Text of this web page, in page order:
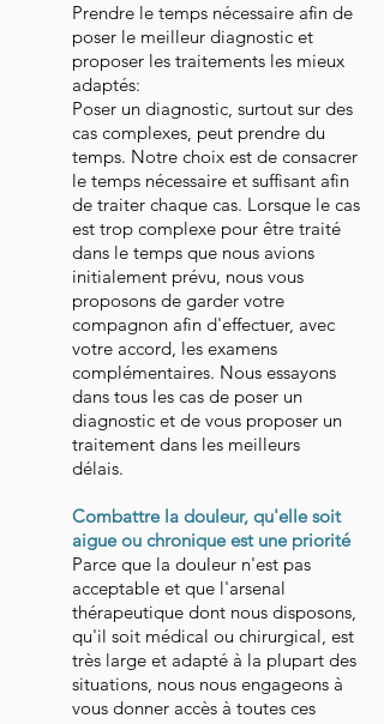
Prendre le temps nécessaire afin de
poser le meilleur diagnostic et
proposer les traitements les mieux
adaptés:
Poser un diagnostic, surtout sur des
cas complexes, peut prendre du
temps. Notre choix est de consacrer
le temps nécessaire et suffisant afin
de traiter chaque cas. Lorsque le cas
est trop complexe pour être traité
dans le temps que nous avions
initialement prévu, nous vous
proposons de garder votre
compagnon afin d'effectuer, avec
votre accord, les examens
complémentaires. Nous essayons
dans tous les cas de poser un
diagnostic et de vous proposer un
traitement dans les meilleurs
délais.
Combattre la douleur, qu'elle soit
aigue ou chronique est une priorité
Parce que la douleur n'est pas
acceptable et que l'arsenal
thérapeutique dont nous disposons,
qu'il soit médical ou chirurgical, est
très large et adapté à la plupart des
situations, nous nous engageons à
vous donner accès à toutes ces